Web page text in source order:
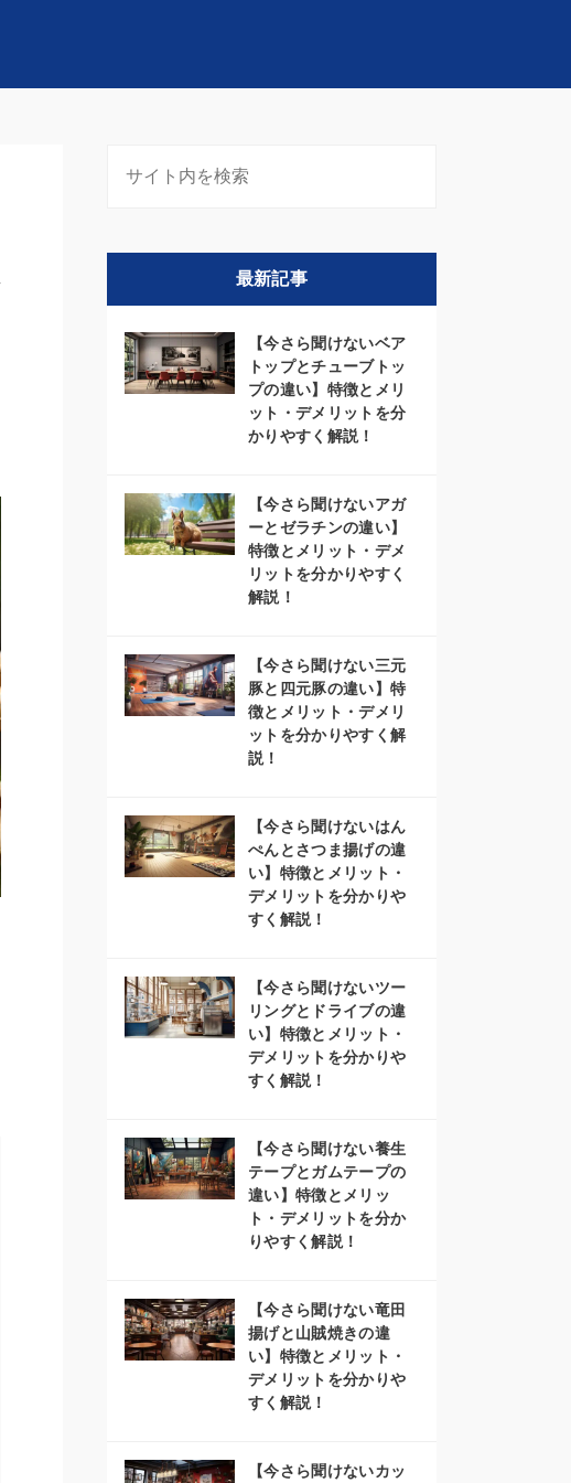
最新記事
【今さら聞けないベア
トップとチューブトッ
プの違い】特徴とメリ
ット・デメリットを分
かりやすく解説！
【今さら聞けないアガ
ーとゼラチンの違い】
特徴とメリット・デメ
リットを分かりやすく
解説！
【今さら聞けない三元
豚と四元豚の違い】特
徴とメリット・デメリ
ットを分かりやすく解
説！
【今さら聞けないはん
ぺんとさつま揚げの違
い】特徴とメリット・
デメリットを分かりや
すく解説！
【今さら聞けないツー
リングとドライブの違
い】特徴とメリット・
デメリットを分かりや
すく解説！
【今さら聞けない養生
テープとガムテープの
違い】特徴とメリッ
ト・デメリットを分か
りやすく解説！
【今さら聞けない竜田
揚げと山賊焼きの違
い】特徴とメリット・
デメリットを分かりや
すく解説！
【今さら聞けないカッ